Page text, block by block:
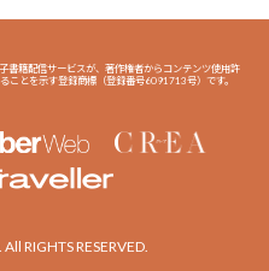
書籍配信サービスが、著作権者からコンテンツ使用許
ことを示す登録商標（登録番号6091713号）です。
RIGHTS RESERVED.